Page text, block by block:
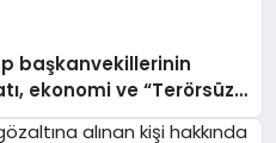
başkanvekillerinin
ekonomi ve “Terörsüz